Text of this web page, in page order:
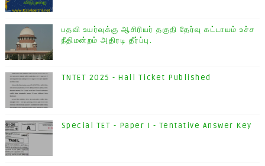
பதவி உயர்வுக்கு ஆசிரியர் தகுதி தேர்வு கட்டாயம் உச்ச
நீதிமன்றம் அதிரடி தீர்ப்பு.
TNTET 2025 - Hall Ticket Published
Special TET - Paper I - Tentative Answer Key